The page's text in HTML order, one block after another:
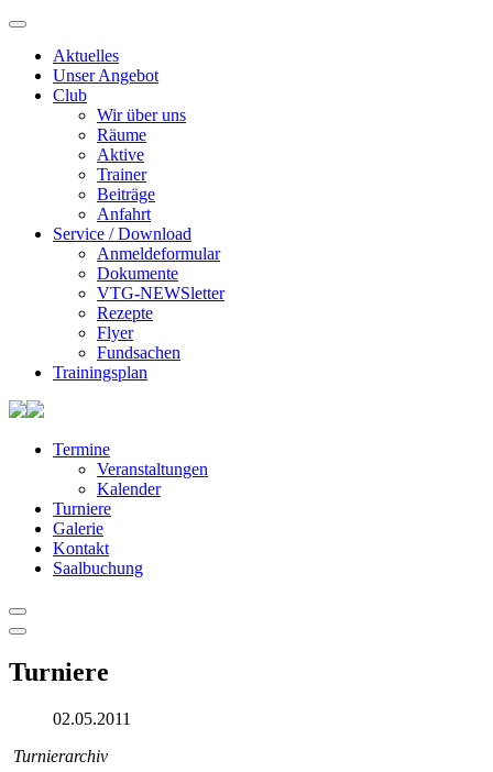
Aktuelles
Unser Angebot
Club
Wir über uns
Räume
Aktive
Trainer
Beiträge
Anfahrt
Service / Download
Anmeldeformular
Dokumente
VTG-NEWSletter
Rezepte
Flyer
Fundsachen
Trainingsplan
Termine
Veranstaltungen
Kalender
Turniere
Galerie
Kontakt
Saalbuchung
Turniere
02.05.2011
Turnierarchiv